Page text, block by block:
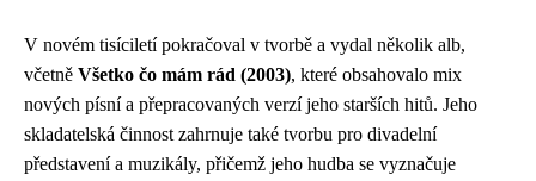
V novém tisíciletí pokračoval v tvorbě a vydal několik alb,
včetně Všetko čo mám rád (2003), které obsahovalo mix
nových písní a přepracovaných verzí jeho starších hitů. Jeho
skladatelská činnost zahrnuje také tvorbu pro divadelní
představení a muzikály, přičemž jeho hudba se vyznačuje